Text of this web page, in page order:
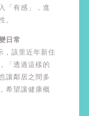
「有感」，進
。
日常
，該里近年新住
「透過這樣的
讓鄰居之間多
希望讓健康概